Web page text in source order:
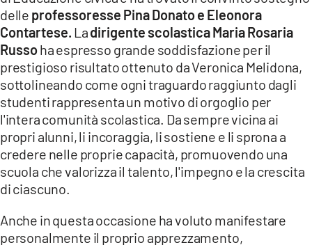
delle professoresse Pina Donato e Eleonora
Contartese. Ladirigente scolastica Maria Rosaria
Russoha espresso grande soddisfazione per il
prestigioso risultato ottenuto da Veronica Melidona,
sottolineando come ogni traguardo raggiunto dagli
studenti rappresenta un motivo di orgoglio per
l'intera comunità scolastica. Da sempre vicina ai
propri alunni, li incoraggia, li sostiene e li sprona a
credere nelle proprie capacità, promuovendo una
scuola che valorizza il talento, l'impegno e la crescita
di ciascuno.
Anche in questa occasione ha voluto manifestare
personalmente il proprio apprezzamento,